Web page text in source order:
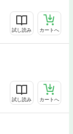
試し読み カートへ
試し読み カートへ